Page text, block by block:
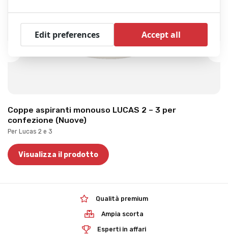
Coppe aspiranti monouso LUCAS 2 – 3 per
confezione (Nuove)
Per Lucas 2 e 3
Visualizza il prodotto
Qualità premium
Ampia scorta
Esperti in affari
Edit preferences Accept all